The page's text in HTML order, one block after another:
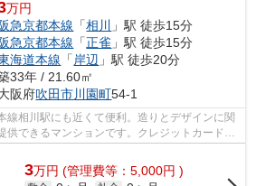
万円
急京都本線 「相川 」駅 徒歩15分
急京都本線 「正雀 」駅 徒歩15分
海道本線 「岸辺 」駅 徒歩20分
33年 / 21.60㎡
阪府吹田市川園町54-1
線相川駅にも近くて便利。造りとデザインに関
供できるマンションです。クレジットカードで
るので、...
3万円 (管理費等：5,000円 )